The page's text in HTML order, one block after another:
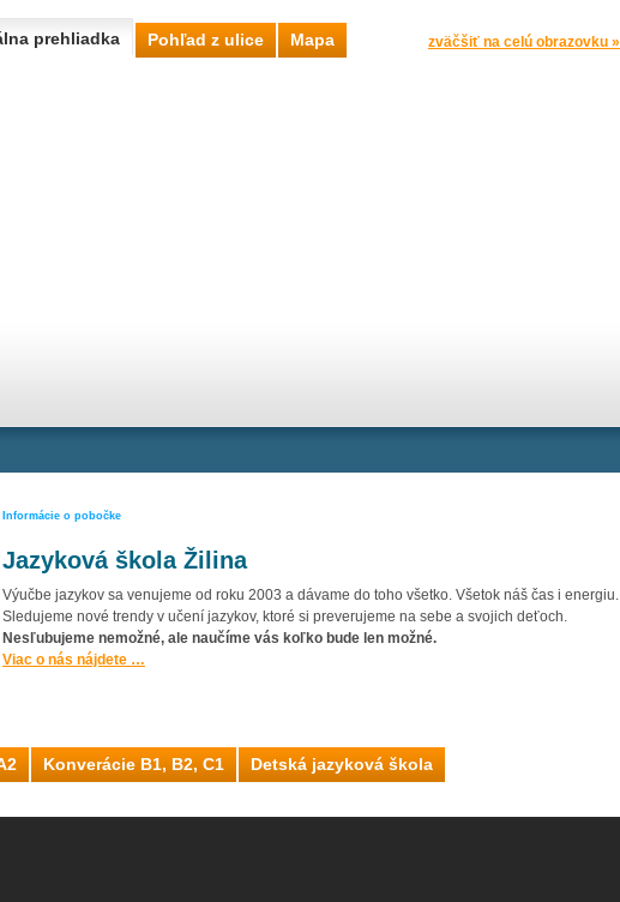
prehliadka Pohľad z ulice Mapa zväčšiť na celú obrazovku »
Informácie o pobočke
Jazyková škola Žilina
Výučbe jazykov sa venujeme od roku 2003 a dávame do toho všetko. Všetok náš čas i energiu.
Sledujeme nové trendy v učení jazykov, ktoré si preverujeme na sebe a svojich deťoch.
Nesľubujeme nemožné, ale naučíme vás koľko bude len možné.
Viac o nás nájdete …
Konverácie B1, B2, C1
Detská jazyková škola